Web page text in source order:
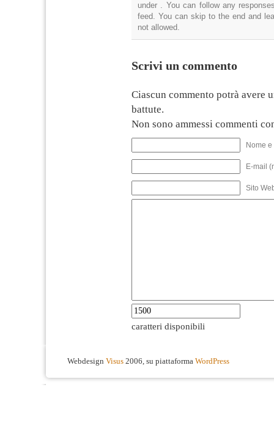
under . You can follow any
feed. You can skip to the end and
not allowed.
Scrivi un commento
Ciascun commento potrà avere
battute.
Non sono ammessi commenti
Nome
E-mail
Sito
caratteri disponibili
Webdesign Visus 2006, su piattaforma WordPress